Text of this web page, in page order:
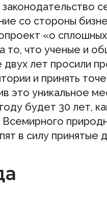
со стороны
«о
то, что ученые и
лет просили
и принять
это уникальное
будет 30 лет,
Всемирного
в силу принятые